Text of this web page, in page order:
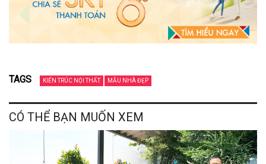
TAGS KIẾN TRÚC NỘI THẤT MẪU NHÀ ĐẸP
CÓ THỂ BẠN MUỐN XEM